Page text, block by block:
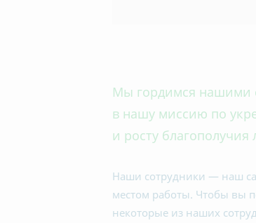
Мы гордимся нашими
в нашу миссию по
и росту благополучия
Наши сотрудники — наш
местом работы. Чтобы вы
некоторые из наших